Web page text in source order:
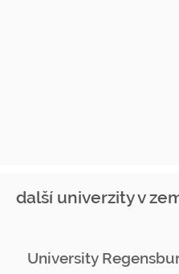
další univerzity v
University